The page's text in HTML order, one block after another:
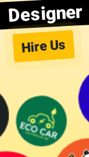
Designer
Hire Us